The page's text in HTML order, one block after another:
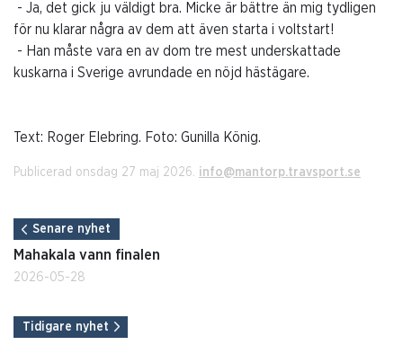
- Ja, det gick ju väldigt bra. Micke är bättre än mig tydligen
för nu klarar några av dem att även starta i voltstart!
- Han måste vara en av dom tre mest underskattade
kuskarna i Sverige avrundade en nöjd hästägare.
Text: Roger Elebring. Foto: Gunilla König.
Publicerad onsdag 27 maj 2026. info@mantorp.travsport.se
Senare nyhet
Mahakala vann finalen
2026-05-28
Tidigare nyhet